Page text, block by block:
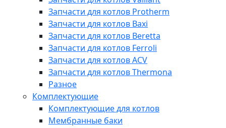
Запчасти для котлов Protherm
Запчасти для котлов Baxi
Запчасти для котлов Beretta
Запчасти для котлов Ferroli
Запчасти для котлов ACV
Запчасти для котлов Thermona
Разное
Комплектующие
Комплектующие для котлов
Мембранные баки